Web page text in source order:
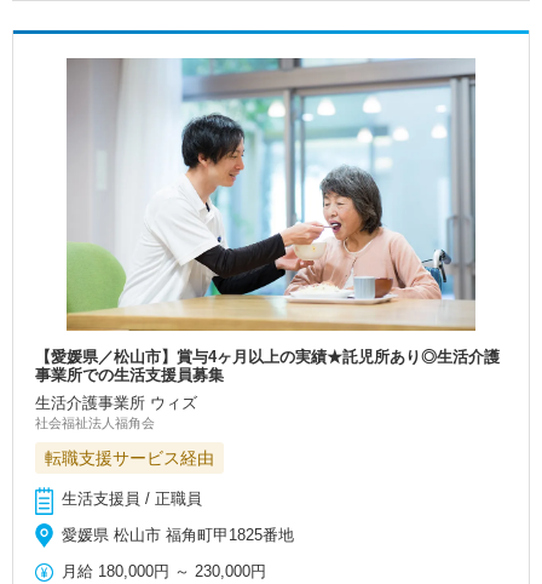
【愛媛県／松山市】賞与4ヶ月以上の実績★託児所あり◎生活介護
事業所での生活支援員募集
生活介護事業所 ウィズ
社会福祉法人福角会
転職支援サービス経由
生活支援員 / 正職員
愛媛県 松山市 福角町甲1825番地
月給 180,000円 ～230,000円